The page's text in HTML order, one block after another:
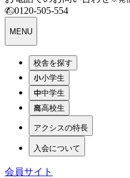
0120-505-554
MENU
校舎を探す
小学生
中学生
高校生
アクシスの特長
入会について
会員サイト